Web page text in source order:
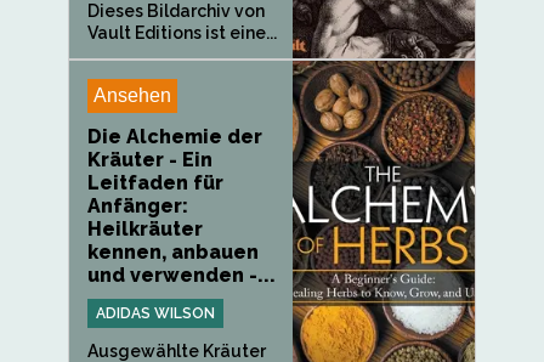
Dieses Bildarchiv von
Vault Editions ist eine...
Ansehen
Die Alchemie der
Kräuter - Ein
Leitfaden für
Anfänger:
Heilkräuter
kennen, anbauen
und verwenden -...
ADIDAS WILSON
Ausgewählte Kräuter